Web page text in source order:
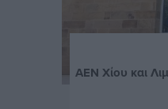
ΑΕΝ Χίου και